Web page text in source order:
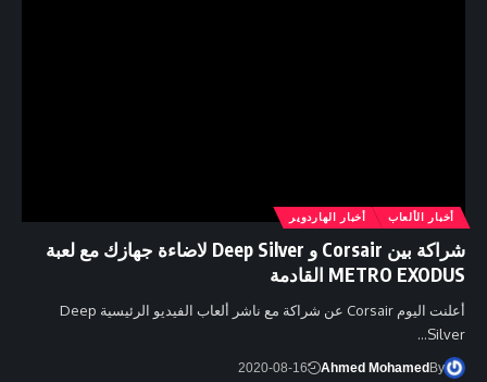
أخبار الألعاب أخبار الهاردوير
شراكة بين Corsair و Deep Silver لاضاءة جهازك مع لعبة
METRO EXODUS القادمة
أعلنت اليوم Corsair عن شراكة مع ناشر ألعاب الفيديو الرئيسية Deep
Silver…
By
Ahmed Mohamed
2020-08-16